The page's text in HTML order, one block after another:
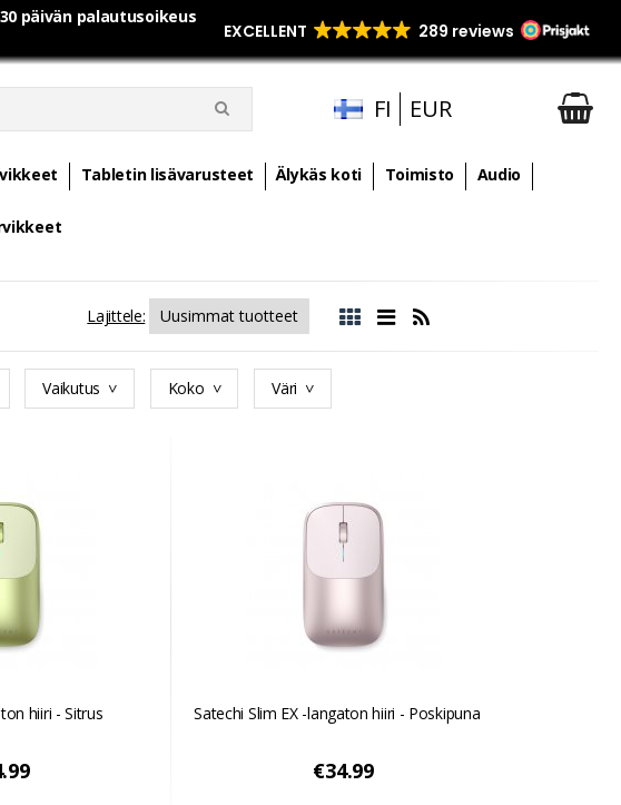
päivän palautusoikeus
FI EUR
Tabletin lisävarusteet Älykäs koti Toimisto Audio
Lajittele:
Vaikutus Koko Väri
hiiri - Sitrus Satechi Slim EX -langaton hiiri - Poskipuna
€34.99